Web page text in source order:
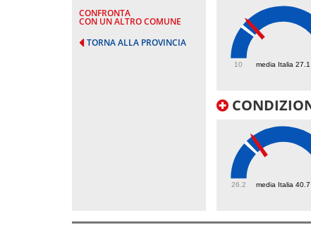
CONFRONTA
CON UN ALTRO COMUNE
TORNA ALLA PROVINCIA
media Italia 27.1
10
media Italia 40.7
26.2